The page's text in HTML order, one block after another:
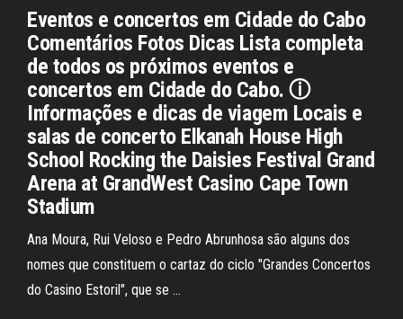
Eventos e concertos em Cidade do Cabo
Comentários Fotos Dicas Lista completa
de todos os próximos eventos e
concertos em Cidade do Cabo. ⓘ
Informações e dicas de viagem Locais e
salas de concerto Elkanah House High
School Rocking the Daisies Festival Grand
Arena at GrandWest Casino Cape Town
Stadium
Ana Moura, Rui Veloso e Pedro Abrunhosa são alguns dos
nomes que constituem o cartaz do ciclo "Grandes Concertos
do Casino Estoril", que se …